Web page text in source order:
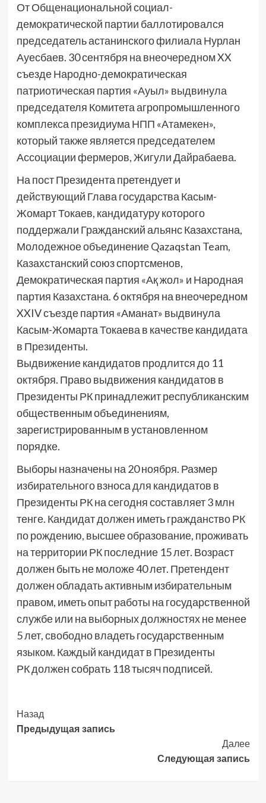
От Общенациональной социал-
демократической партии баллотировался
председатель астанинского филиала Нурлан
Ауесбаев. 30 сентября на внеочередном XX
съезде Народно-демократическая
патриотическая партия «Ауыл» выдвинула
председателя Комитета агропромышленного
комплекса президиума НПП «Атамекен»,
который также является председателем
Ассоциации фермеров, Жигули Дайрабаева.
На пост Президента претендует и
действующий Глава государства Касым-
Жомарт Токаев, кандидатуру которого
поддержали Гражданский альянс Казахстана,
Молодежное объединение Qazaqstan Team,
Казахстанский союз спортсменов,
Демократическая партия «Ақ жол» и Народная
партия Казахстана. 6 октября на внеочередном
XXIV съезде партия «Аманат» выдвинула
Касым-Жомарта Токаева в качестве кандидата
в Президенты.
Выдвижение кандидатов продлится до 11
октября. Право выдвижения кандидатов в
Президенты РК принадлежит республиканским
общественным объединениям,
зарегистрированным в установленном
порядке.
Выборы назначены на 20 ноября. Размер
избирательного взноса для кандидатов в
Президенты РК на сегодня составляет 3 млн
тенге. Кандидат должен иметь гражданство РК
по рождению, высшее образование, проживать
на территории РК последние 15 лет. Возраст
должен быть не моложе 40 лет. Претендент
должен обладать активным избирательным
правом, иметь опыт работы на государственной
службе или на выборных должностях не менее
5 лет, свободно владеть государственным
языком. Каждый кандидат в Президенты
РК должен собрать 118 тысяч подписей.
Post
Navigation
Назад
Предыдущая запись
Далее
Следующая запись